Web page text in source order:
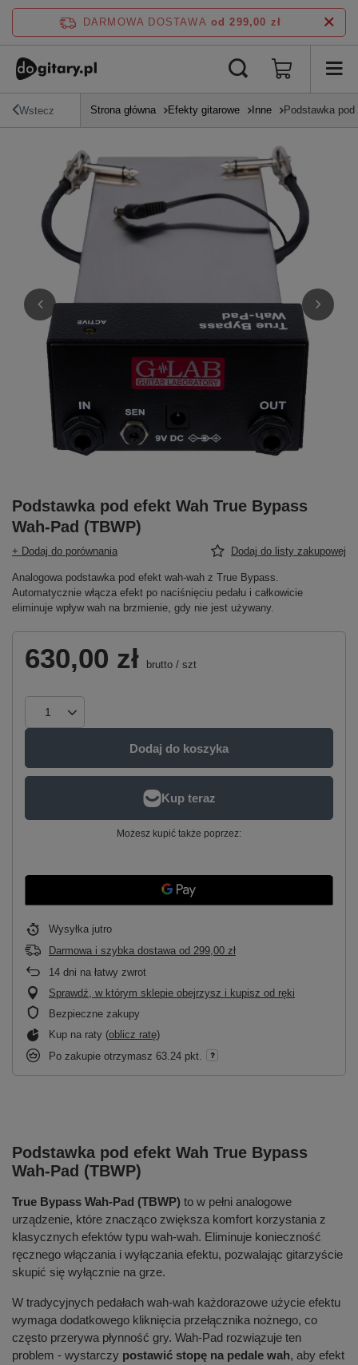
DARMOWA DOSTAWA od 299,00 zł
Wstecz Strona główna Efekty gitarowe Inne Podstawka
Podstawka pod efekt Wah True Bypass
Wah-Pad (TBWP)
+ Dodaj do porównania Dodaj do listy zakupowej
Analogowa podstawka pod efekt wah-wah z True Bypass.
Automatycznie włącza efekt po naciśnięciu pedału i całkowicie
eliminuje wpływ wah na brzmienie, gdy nie jest używany.
630,00 zł brutto / szt
Dodaj do koszyka
Możesz kupić także poprzez:
Wysyłka jutro
Darmowa i szybka dostawa od 299,00 zł
14 dni na łatwy zwrot
Sprawdź, w którym sklepie obejrzysz i kupisz od ręki
Bezpieczne zakupy
Kup na raty (oblicz ratę)
Po zakupie otrzymasz 63.24 pkt.
Podstawka pod efekt Wah True Bypass
Wah-Pad (TBWP)
True Bypass Wah-Pad (TBWP) to w pełni analogowe
urządzenie, które znacząco zwiększa komfort korzystania z
klasycznych efektów typu wah-wah. Eliminuje konieczność
ręcznego włączania i wyłączania efektu, pozwalając gitarzyście
skupić się wyłącznie na grze.
W tradycyjnych pedałach wah-wah każdorazowe użycie efektu
wymaga dodatkowego kliknięcia przełącznika nożnego, co
często przerywa płynność gry. Wah-Pad rozwiązuje ten
problem - wystarczy postawić stopę na pedale wah, aby efekt